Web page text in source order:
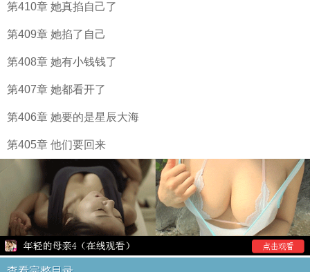
第410章 她真掐自己了
第409章 她掐了自己
第408章 她有小钱钱了
第407章 她都看开了
第406章 她要的是星辰大海
第405章 他们要回来